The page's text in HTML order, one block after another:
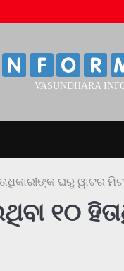
V̲A̲S̲U̲N̲D̲H̲A̲R̲A̲
ଘରୁ ୱାଟର
୧୦